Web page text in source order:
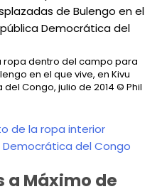
ropa dentro del campo para
en el que vive, en Kivu
Congo, julio de 2014 © Phil
de la ropa interior
del Congo
a Máximo de